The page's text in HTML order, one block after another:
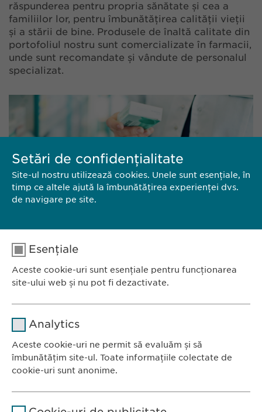
răspunderea pentru propria sănătate și cea a
familiilor lor, pentru îmbunătățirea calității vieții
și a stării de bine. Produsele de înaltă calitate din
portofoliul nostru sunt comercializate în farmacii,
unde sunt recomandate și vândute de personalul
specializat.
PORTOFOLIUL NOSTRU
Ewopharma România SRL
Bulevardul Primăverii 19-21
Setări de confidențialitate
Site-ul nostru utilizează cookies. Unele sunt esențiale, în
timp ce altele ajută la îmbunătățirea experienței dvs.
de navigare pe site.
Esențiale
Aceste cookie-uri sunt esențiale pentru funcționarea
site-ului web și nu pot fi dezactivate.
Stochează setările consimțite de
Analytics
Aceste cookie-uri ne permit să evaluăm și să
îmbunătățim site-ul. Toate informațiile colectate de
cookie-uri sunt anonime.